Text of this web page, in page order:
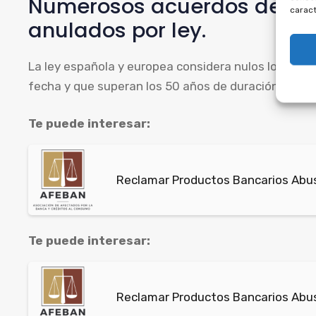
Numerosos acuerdos de
anulados por ley.
La ley española y europea considera nulos los
fecha y que superan los 50 años de duración, algo
Te puede interesar:
Reclamar Productos Bancarios
Te puede interesar:
Reclamar Productos Bancarios